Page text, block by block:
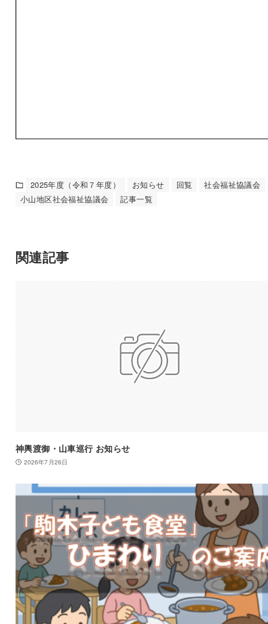
2025年度（令和７年度） お知らせ 回覧
社会福祉協議会
小山地区社会福祉協議会
記事一覧
関連記事
神輿渡御・山車巡行 お知らせ
2026年7月26日